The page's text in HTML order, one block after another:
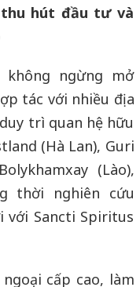
thu hút đầu tư và
không ngừng mở
tác với nhiều địa
trì quan hệ hữu
(Hà Lan), Guri
(Lào),
thời nghiên cứu
Sancti Spiritus
cấp cao, làm